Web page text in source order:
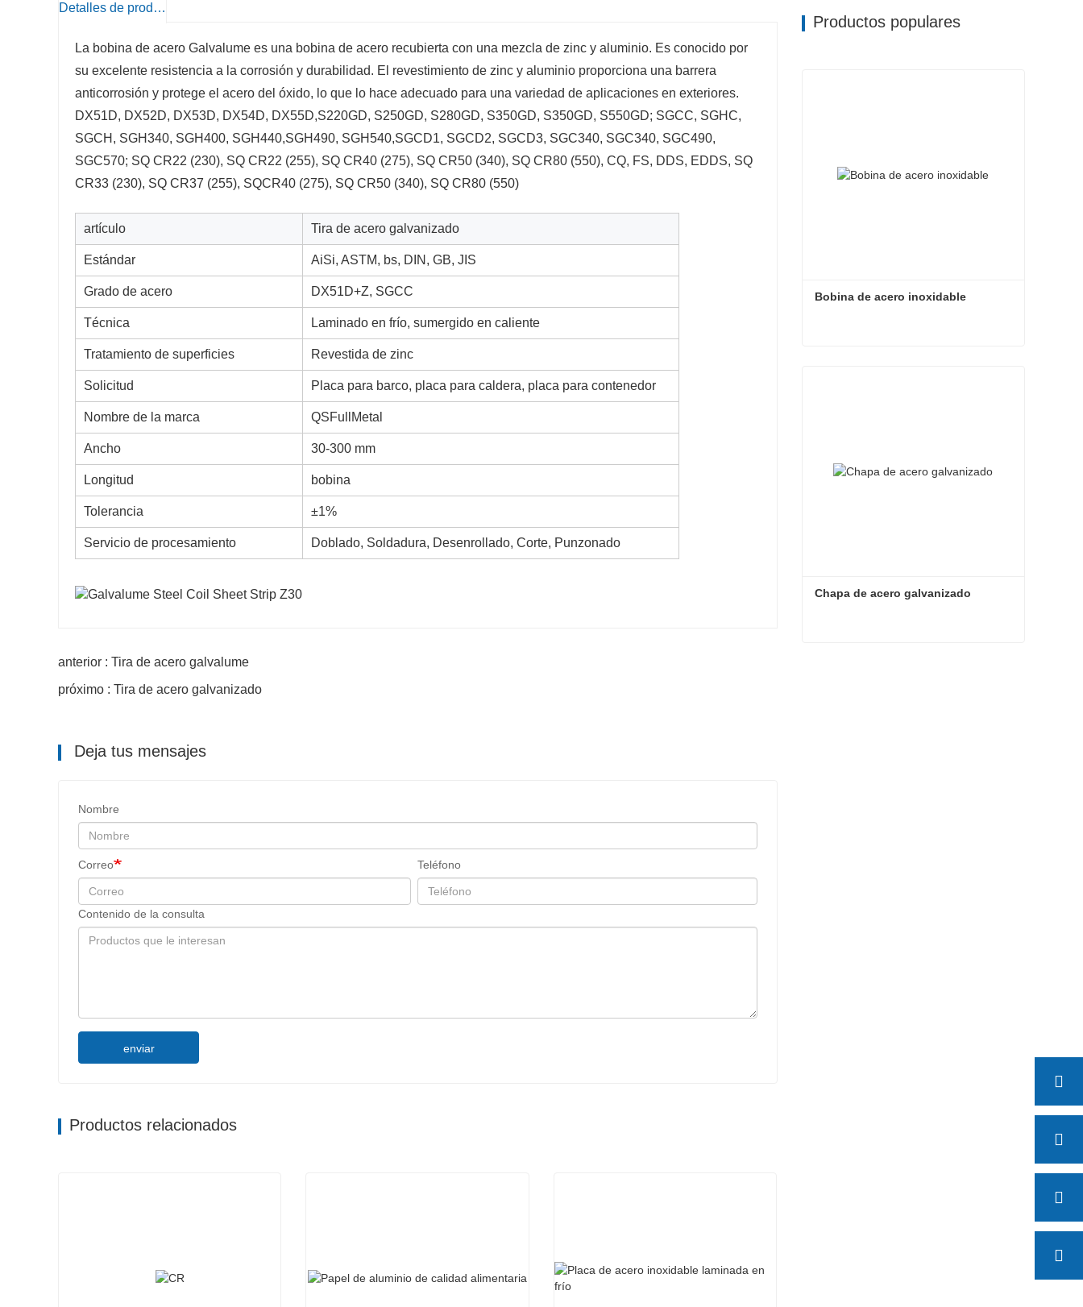
Detalles de producto
La bobina de acero Galvalume es una bobina de acero recubierta con una mezcla de zinc y aluminio. Es conocido por
su excelente resistencia a la corrosión y durabilidad. El revestimiento de zinc y aluminio proporciona una barrera
anticorrosión y protege el acero del óxido, lo que lo hace adecuado para una variedad de aplicaciones en exteriores.
DX51D, DX52D, DX53D, DX54D, DX55D,S220GD, S250GD, S280GD, S350GD, S350GD, S550GD; SGCC, SGHC,
SGCH, SGH340, SGH400, SGH440,SGH490, SGH540,SGCD1, SGCD2, SGCD3, SGC340, SGC340, SGC490,
SGC570; SQ CR22 (230), SQ CR22 (255), SQ CR40 (275), SQ CR50 (340), SQ CR80 (550), CQ, FS, DDS, EDDS, SQ
CR33 (230), SQ CR37 (255), SQCR40 (275), SQ CR50 (340), SQ CR80 (550)
artículo Tira de acero galvanizado
Estándar AiSi, ASTM, bs, DIN, GB, JIS
Grado de acero DX51D+Z, SGCC
Técnica Laminado en frío, sumergido en caliente
Tratamiento de superficies Revestida de zinc
Solicitud Placa para barco, placa para caldera, placa para contenedor
Nombre de la marca QSFullMetal
Ancho 30-300 mm
Longitud bobina
Tolerancia ±1%
Servicio de procesamiento Doblado, Soldadura, Desenrollado, Corte, Punzonado
anterior : Tira de acero galvalume
próximo : Tira de acero galvanizado
Deja tus mensajes
Nombre
Correo Teléfono
Contenido de la consulta
enviar
Productos relacionados
Productos populares
Bobina de acero inoxidable
Chapa de acero galvanizado